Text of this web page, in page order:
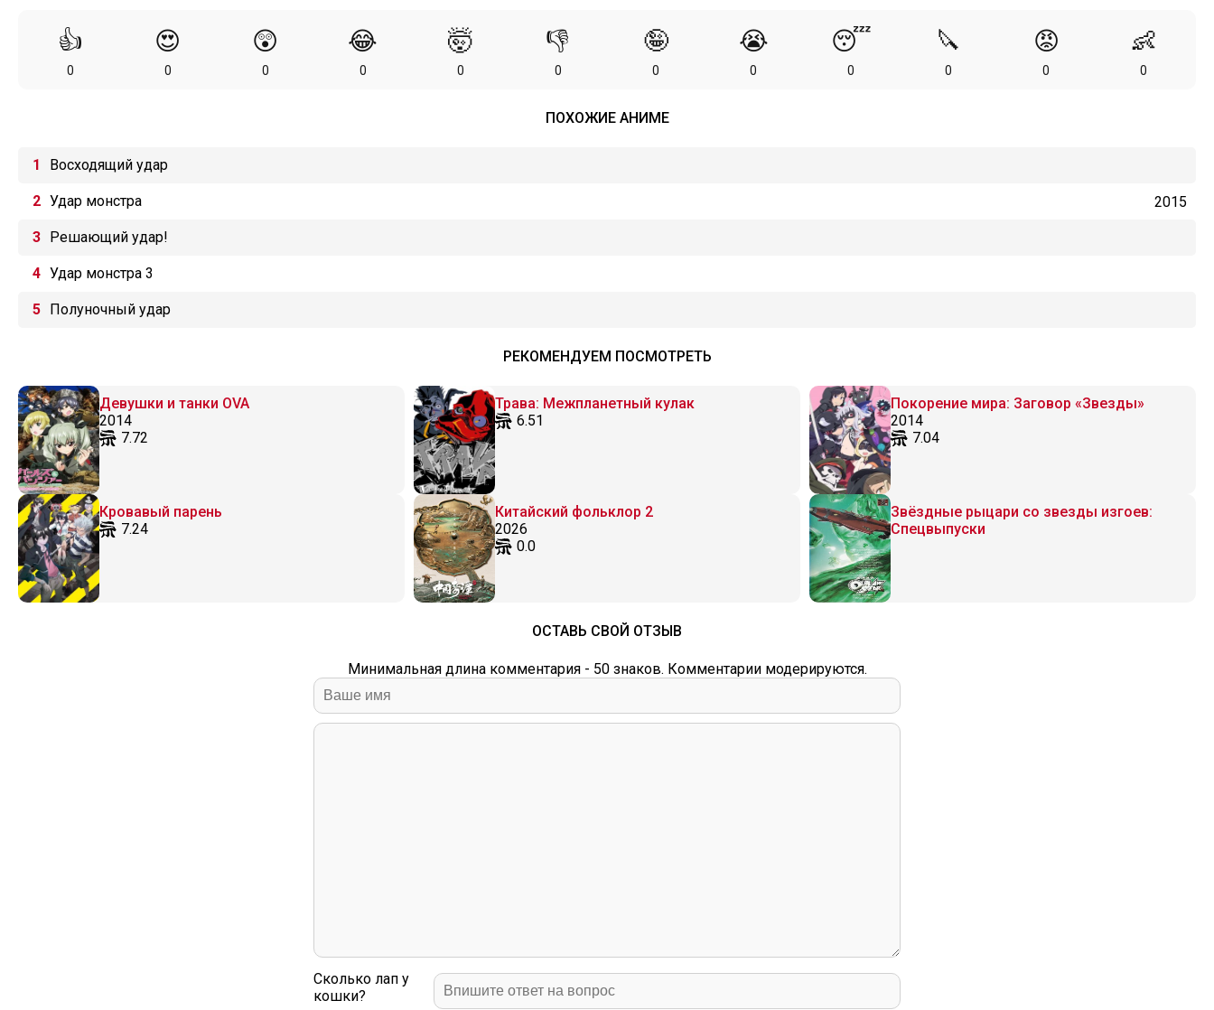
👍
0
😍
0
😲
0
😂
0
🤯
0
👎
0
🤪
0
😭
0
😴
0
🔪
0
😡
0
👶
0
ПОХОЖИЕ АНИМЕ
Восходящий удар
Удар монстра 2015
Решающий удар!
Удар монстра 3
Полуночный удар
РЕКОМЕНДУЕМ ПОСМОТРЕТЬ
Девушки и танки OVA
2014
7.72
Трава: Межпланетный кулак
6.51
Покорение мира: Заговор «Звезды»
2014
7.04
Кровавый парень
7.24
Китайский фольклор 2
2026
0.0
Звёздные рыцари со звезды изгоев:
Спецвыпуски
ОСТАВЬ СВОЙ ОТЗЫВ
Минимальная длина комментария - 50 знаков. Комментарии модерируются.
Сколько лап у
кошки?